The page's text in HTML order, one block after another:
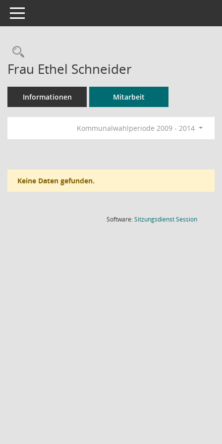
Toggle navigation
Rechercheauswahl
Frau Ethel Schneider
Informationen Mitarbeit
Kommunalwahlperiode 2009 - 2014
Keine Daten gefunden.
Software:SitzungsdienstSession(Wird in